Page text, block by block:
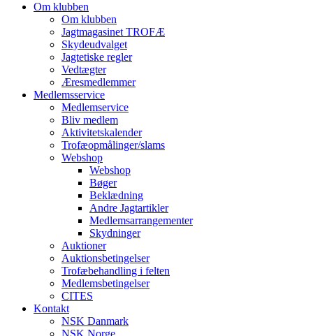
Om klubben
Om klubben
Jagtmagasinet TROFÆ
Skydeudvalget
Jagtetiske regler
Vedtægter
Æresmedlemmer
Medlemsservice
Medlemservice
Bliv medlem
Aktivitetskalender
Trofæopmålinger/slams
Webshop
Webshop
Bøger
Beklædning
Andre Jagtartikler
Medlemsarrangementer
Skydninger
Auktioner
Auktionsbetingelser
Trofæbehandling i felten
Medlemsbetingelser
CITES
Kontakt
NSK Danmark
NSK Norge